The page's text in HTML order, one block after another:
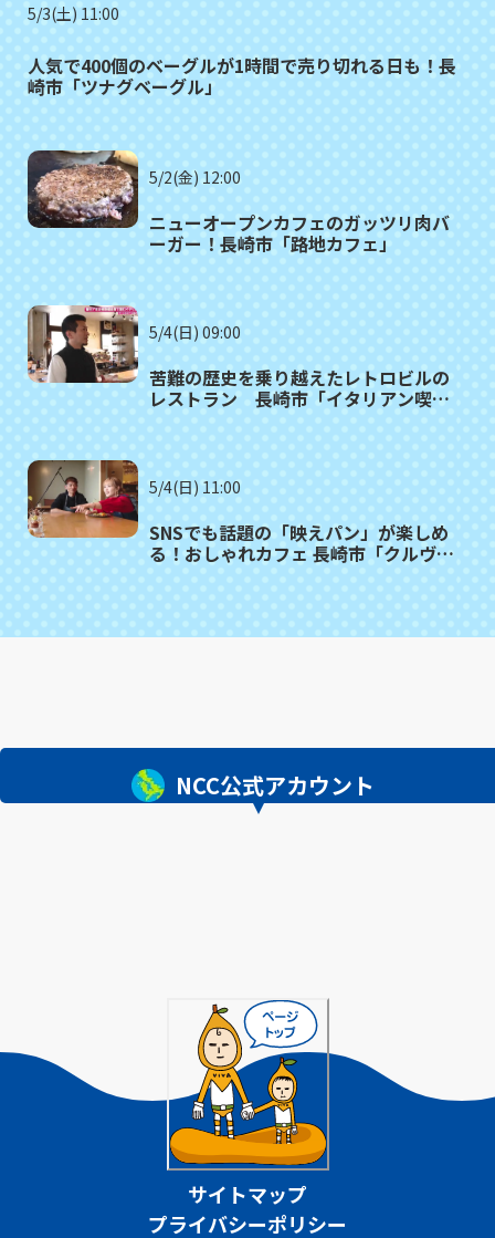
5/3(土) 11:00
人気で400個のベーグルが1時間で売り切れる日も！長
崎市「ツナグベーグル」
5/2(金) 12:00
ニューオープンカフェのガッツリ肉バ
ーガー！長崎市「路地カフェ」
5/4(日) 09:00
苦難の歴史を乗り越えたレトロビルの
レストラン 長崎市「イタリアン喫
5/4(日) 11:00
SNSでも話題の「映えパン」が楽しめ
る！おしゃれカフェ 長崎市「クルヴェ
NCC公式アカウント
サイトマップ
プライバシーポリシー